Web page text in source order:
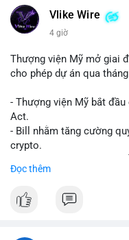
Vlike Wire
4 giờ
Thượng viện Mỹ mở giai
cho phép dự án qua
- Thượng viện Mỹ bắt
Act.
- Bill nhằm tăng cường
crypto.
- Bill có thể ảnh hưởng
Đọc thêm